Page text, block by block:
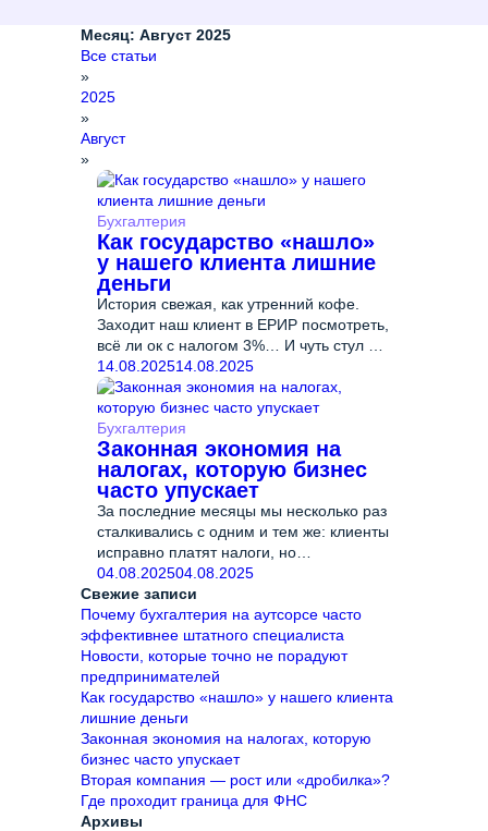
Месяц: Август 2025
Все статьи
»
2025
»
Август
»
Бухгалтерия
Как государство «нашло»
у нашего клиента лишние
деньги
История свежая, как утренний кофе.
Заходит наш клиент в ЕРИР посмотреть,
всё ли ок с налогом 3%… И чуть стул не
опрокинул. 💣 Система
насчиталаПодробнее…
14.08.202514.08.2025
Бухгалтерия
Законная экономия на
налогах, которую бизнес
часто упускает
За последние месяцы мы несколько раз
сталкивались с одним и тем же: клиенты
исправно платят налоги, но
переплачивают — просто потому что не
знают, чтоПодробнее…
04.08.202504.08.2025
Свежие записи
Почему бухгалтерия на аутсорсе часто
эффективнее штатного специалиста
Новости, которые точно не порадуют
предпринимателей
Как государство «нашло» у нашего клиента
лишние деньги
Законная экономия на налогах, которую
бизнес часто упускает
Вторая компания — рост или «дробилка»?
Где проходит граница для ФНС
Архивы